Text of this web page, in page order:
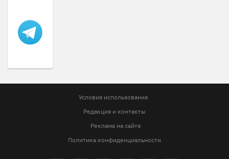
Условия использования
Редакция и контакты
Реклама на сайте
Политика конфиденциальности